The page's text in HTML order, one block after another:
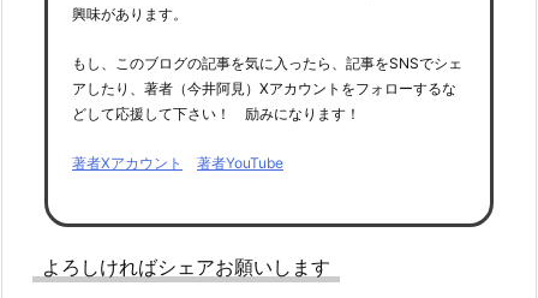
興味があります。
もし、このブログの記事を気に入ったら、記事をSNSでシェ
アしたり、著者（今井阿見）Xアカウントをフォローするな
どして応援して下さい！ 励みになります！
著者Xアカウント 著者YouTube
よろしければシェアお願いします